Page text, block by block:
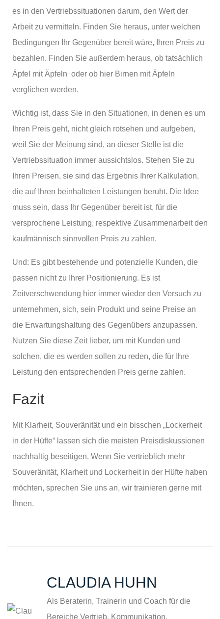
es in den Vertriebssituationen darum, den Wert der
Arbeit zu vermitteln. Finden Sie heraus, unter welchen
Bedingungen Ihr Gegenüber bereit wäre, Ihren Preis zu
bezahlen. Finden Sie außerdem heraus, ob tatsächlich
Äpfel mit Äpfeln oder ob hier Birnen mit Äpfeln
verglichen werden.
Wichtig ist, dass Sie in den Situationen, in denen es um
Ihren Preis geht, nicht gleich rotsehen und aufgeben,
weil Sie der Meinung sind, an dieser Stelle ist die
Vertriebssituation immer aussichtslos. Stehen Sie zu
Ihren Preisen, sie sind das Ergebnis Ihrer Kalkulation,
die auf Ihren beinhalteten Leistungen beruht. Die Idee
muss sein, dass Ihr Gegenüber bereit ist, für die
versprochene Leistung, respektive Zusammenarbeit den
kaufmännisch sinnvollen Preis zu zahlen.
Und: Es gibt bestehende und potenzielle Kunden, die
passen nicht zu Ihrer Positionierung. Es ist
Zeitverschwendung hier immer wieder den Versuch zu
unternehmen, sich, sein Produkt und seine Preise an
die Erwartungshaltung des Gegenübers anzupassen.
Nutzen Sie diese Zeit lieber, um mit Kunden und
solchen, die es werden sollen zu reden, die für Ihre
Leistung den entsprechenden Preis gerne zahlen.
Fazit
Mit Klarheit, Souveränität und ein bisschen „Lockerheit
in der Hüfte“ lassen sich die meisten Preisdiskussionen
nachhaltig beseitigen. Wenn Sie vertrieblich mehr
Souveränität, Klarheit und Lockerheit in der Hüfte haben
möchten, sprechen Sie uns an, wir trainieren gerne mit
Ihnen.
CLAUDIA HUHN
Als Beraterin, Trainerin und Coach für die
Bereiche Vertrieb, Kommunikation,